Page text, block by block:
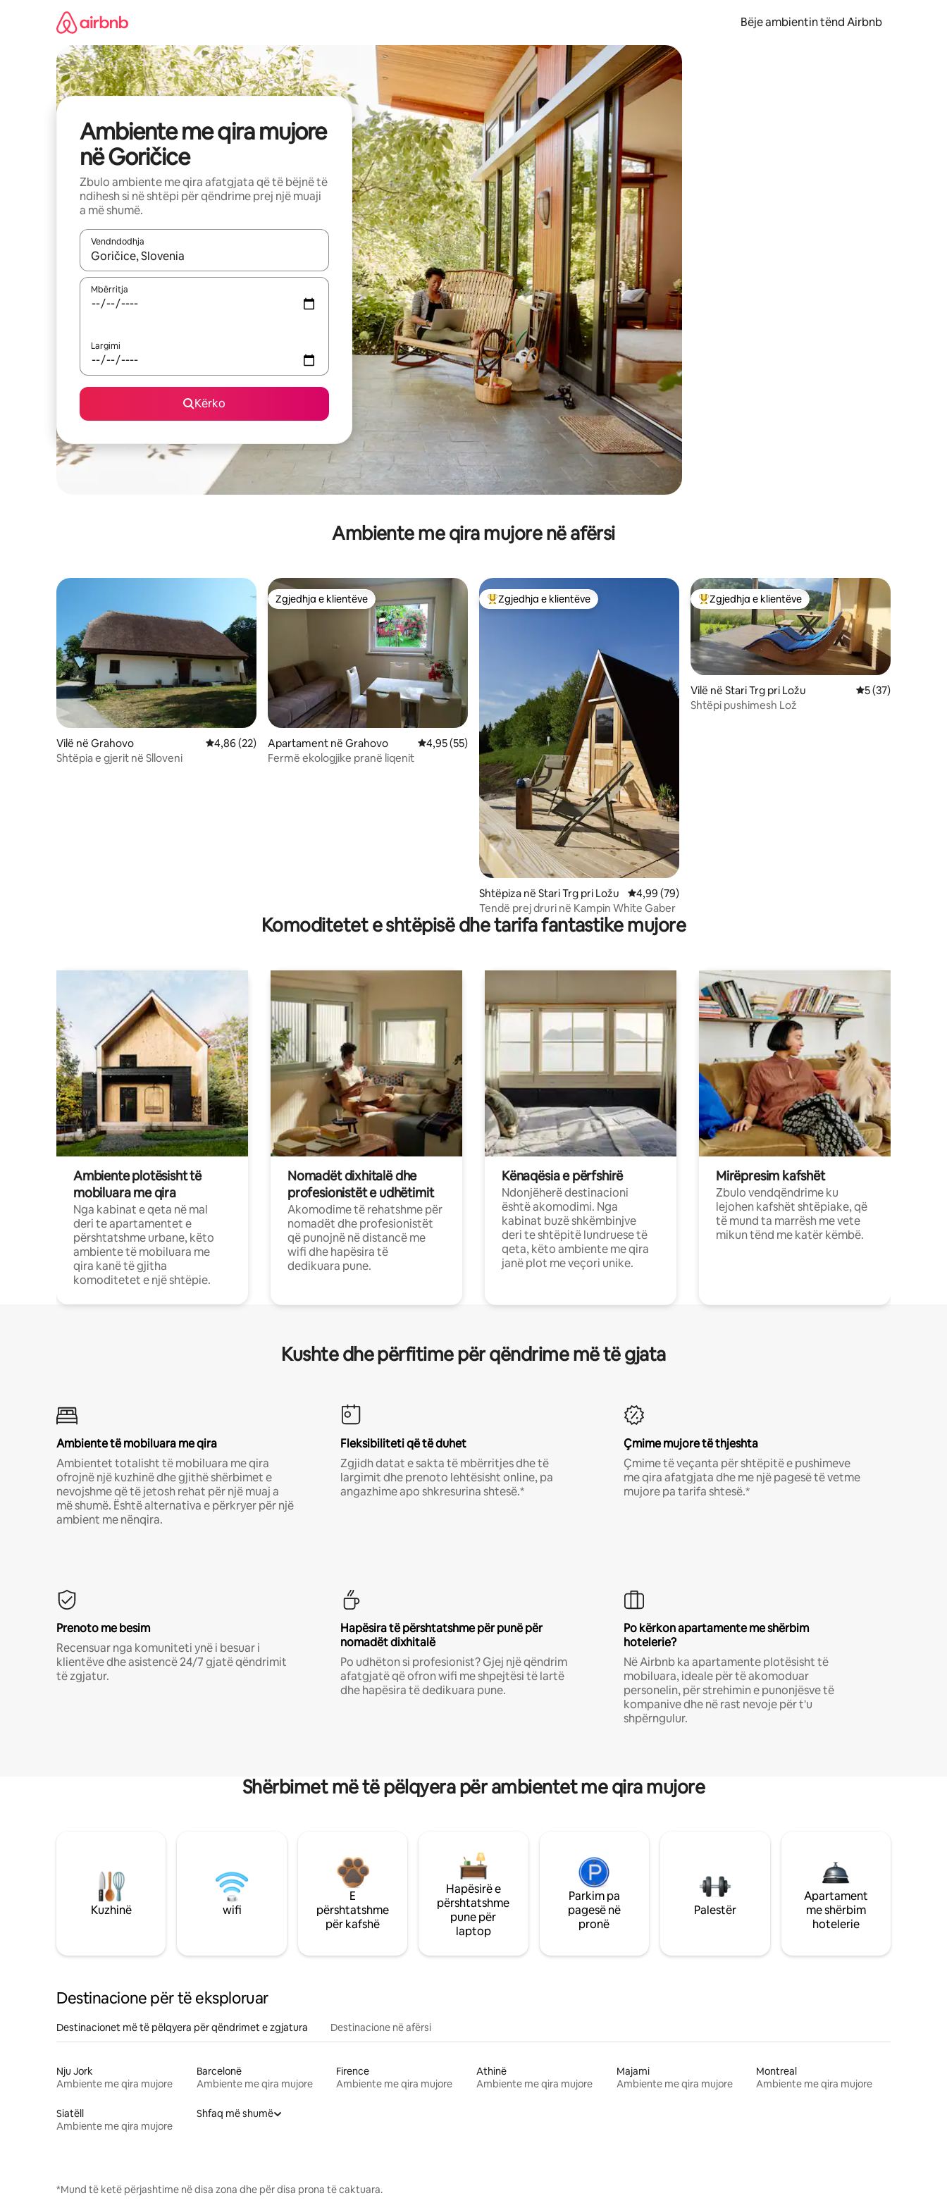
Bëje ambientin tënd Airbnb
Ambiente me qira mujore
në Goričice
Zbulo ambiente me qira afatgjata që të bëjnë të
ndihesh si në shtëpi për qëndrime prej një muaji
a më shumë.
Vendndodhja
Kur rezultatet të jenë të disponueshme, lëviz me butonat e shigjetave lart e poshtë ose eksploro duke prekur ose duke lëvizur ekranin.
Mbërritja
Largimi
Kërko
Ambiente me qira mujore në afërsi
Vilë në Grahovo Vlerësimi mesatar 4,86 nga 5, 22 vlerësime
4,86 (22)
Shtëpia e gjerit në Slloveni
Zgjedhja e klientëve
Zgjedhja e klientëve
Apartament në Grahovo Vlerësimi mesatar 4,95 nga 5, 55 vlerësime
4,95 (55)
Fermë ekologjike pranë liqenit
Më të mirat e zgjedhjeve të klientëve
Zgjedhja e klientëve
Shtëpiza në Stari Trg pri Ložu Vlerësimi mesatar 4,99 nga 5, 79 vlerësime
4,99 (79)
Tendë prej druri në Kampin White Gaber
Më të mirat e zgjedhjeve të klientëve
Zgjedhja e klientëve
Vilë në Stari Trg pri Ložu Vlerësimi mesatar
5 (37)
Shtëpi pushimesh Lož
Komoditetet e shtëpisë dhe tarifa fantastike mujore
Ambiente plotësisht të
mobiluara me qira
Nga kabinat e qeta në mal
deri te apartamentet e
përshtatshme urbane, këto
ambiente të mobiluara me
qira kanë të gjitha
komoditetet e një shtëpie.
Nomadët dixhitalë dhe
profesionistët e udhëtimit
Akomodime të rehatshme për
nomadët dhe profesionistët
që punojnë në distancë me
wifi dhe hapësira të
dedikuara pune.
Kënaqësia e përfshirë
Ndonjëherë destinacioni
është akomodimi. Nga
kabinat buzë shkëmbinjve
deri te shtëpitë lundruese të
qeta, këto ambiente me qira
janë plot me veçori unike.
Mirëpresim kafshët
Zbulo vendqëndrime ku
lejohen kafshët shtëpiake, që
të mund ta marrësh me vete
mikun tënd me katër këmbë.
Kushte dhe përfitime për qëndrime më të gjata
Ambiente të mobiluara me qira
Ambientet totalisht të mobiluara me qira
ofrojnë një kuzhinë dhe gjithë shërbimet e
nevojshme që të jetosh rehat për një muaj a
më shumë. Është alternativa e përkryer për një
ambient me nënqira.
Fleksibiliteti që të duhet
Zgjidh datat e sakta të mbërritjes dhe të
largimit dhe prenoto lehtësisht online, pa
angazhime apo shkresurina shtesë.*
Çmime mujore të thjeshta
Çmime të veçanta për shtëpitë e pushimeve
me qira afatgjata dhe me një pagesë të vetme
mujore pa tarifa shtesë.*
Prenoto me besim
Recensuar nga komuniteti ynë i besuar i
klientëve dhe asistencë 24/7 gjatë qëndrimit
të zgjatur.
Hapësira të përshtatshme për punë për
nomadët dixhitalë
Po udhëton si profesionist? Gjej një qëndrim
afatgjatë që ofron wifi me shpejtësi të lartë
dhe hapësira të dedikuara pune.
Po kërkon apartamente me shërbim
hotelerie?
Në Airbnb ka apartamente plotësisht të
mobiluara, ideale për të akomoduar
personelin, për strehimin e punonjësve të
kompanive dhe në rast nevoje për t'u
shpërngulur.
Shërbimet më të pëlqyera për ambientet me qira mujore
Kuzhinë wifi
E
përshtatshme
për kafshë
Hapësirë e
përshtatshme
pune për
laptop
Parkim pa
pagesë në
pronë
Palestër
Apartament
me shërbim
hotelerie
Destinacione për të eksploruar
Destinacionet më të pëlqyera për qëndrimet e zgjatura Destinacione në afërsi
Nju Jork
Ambiente me qira mujore
Barcelonë
Ambiente me qira mujore
Firence
Ambiente me qira mujore
Athinë
Ambiente me qira mujore
Majami
Ambiente me qira mujore
Montreal
Ambiente me qira mujore
Siatëll
Ambiente me qira mujore
Shfaq më shumë
*Mund të ketë përjashtime në disa zona dhe për disa prona të caktuara.